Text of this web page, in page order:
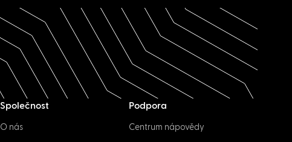
Společnost
O nás
Podpora
Centrum nápovědy